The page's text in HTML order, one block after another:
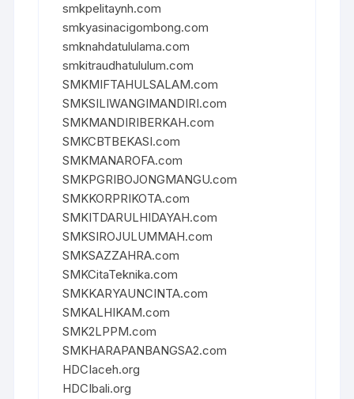
smkpelitaynh.com
smkyasinacigombong.com
smknahdatululama.com
smkitraudhatululum.com
SMKMIFTAHULSALAM.com
SMKSILIWANGIMANDIRI.com
SMKMANDIRIBERKAH.com
SMKCBTBEKASI.com
SMKMANAROFA.com
SMKPGRIBOJONGMANGU.com
SMKKORPRIKOTA.com
SMKITDARULHIDAYAH.com
SMKSIROJULUMMAH.com
SMKSAZZAHRA.com
SMKCitaTeknika.com
SMKKARYAUNCINTA.com
SMKALHIKAM.com
SMK2LPPM.com
SMKHARAPANBANGSA2.com
HDCIaceh.org
HDCIbali.org